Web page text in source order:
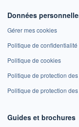
Données
Gérer mes cookies
Politique de confidentialité
Politique de cookies
Politique de protection
Politique de protection
Guides et brochures